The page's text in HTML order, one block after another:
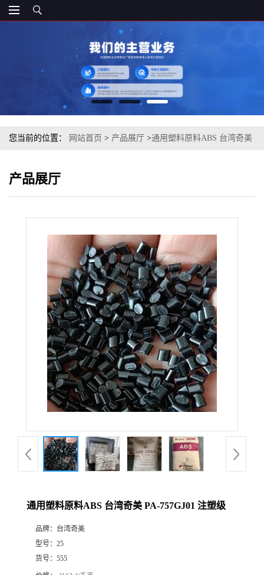
您当前的位置： 网站首页 > 产品展厅 >通用塑料原料ABS 台湾奇美
产品展厅
通用塑料原料ABS 台湾奇美 PA-757GJ01 注塑级
品牌： 台湾奇美
型号： 25
货号： 555